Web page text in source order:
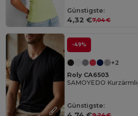
Günstigste:
4,32 €7,04 €
-49%
+2
Roly CA6503
Günstigste: